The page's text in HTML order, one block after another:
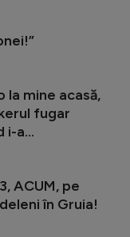
la mine acasă,
fugar
i-a...
ACUM, pe
în Gruia!